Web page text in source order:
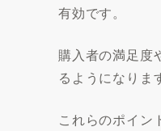
有効です。
購入者の満足度
るようになりま
これらのポイン